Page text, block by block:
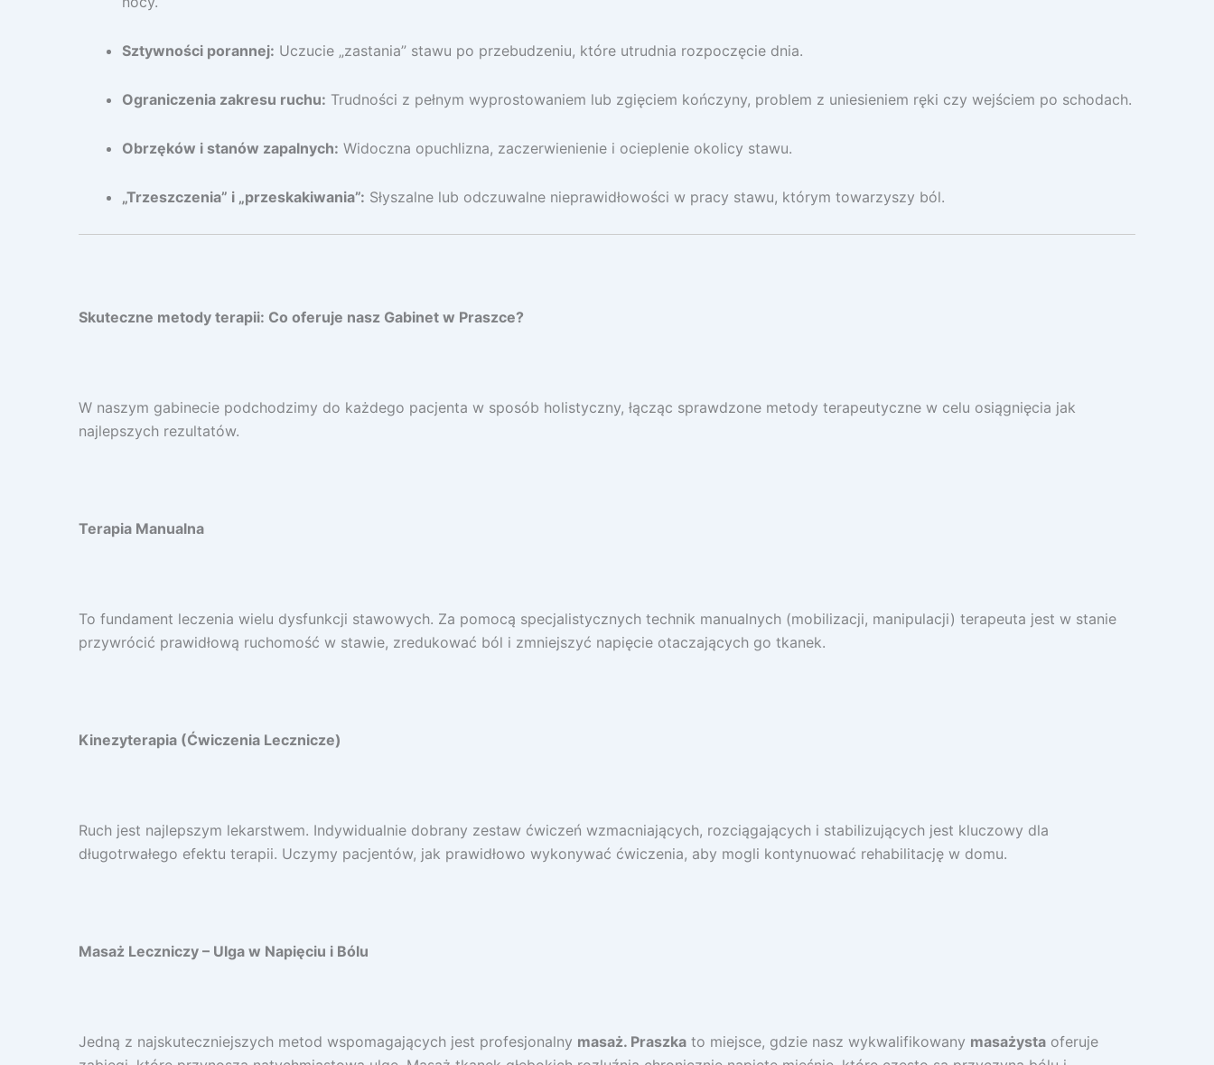
Sztywności porannej: Uczucie „zastania” stawu po przebudzeniu, które utrudnia rozpoczęcie dnia.
Ograniczenia zakresu ruchu: Trudności z pełnym wyprostowaniem lub zgięciem kończyny, problem z uniesieniem ręki czy wejściem po schodach.
Obrzęków i stanów zapalnych: Widoczna opuchlizna, zaczerwienienie i ocieplenie okolicy stawu.
„Trzeszczenia” i „przeskakiwania”: Słyszalne lub odczuwalne nieprawidłowości w pracy stawu, którym towarzyszy ból.
Skuteczne metody terapii: Co oferuje nasz Gabinet w Praszce?
W naszym gabinecie podchodzimy do każdego pacjenta w sposób holistyczny, łącząc sprawdzone metody terapeutyczne w celu osiągnięcia jak
najlepszych rezultatów.
Terapia Manualna
To fundament leczenia wielu dysfunkcji stawowych. Za pomocą specjalistycznych technik manualnych (mobilizacji, manipulacji) terapeuta jest w stanie
przywrócić prawidłową ruchomość w stawie, zredukować ból i zmniejszyć napięcie otaczających go tkanek.
Kinezyterapia (Ćwiczenia Lecznicze)
Ruch jest najlepszym lekarstwem. Indywidualnie dobrany zestaw ćwiczeń wzmacniających, rozciągających i stabilizujących jest kluczowy dla
długotrwałego efektu terapii. Uczymy pacjentów, jak prawidłowo wykonywać ćwiczenia, aby mogli kontynuować rehabilitację w domu.
Masaż Leczniczy – Ulga w Napięciu i Bólu
Jedną z najskuteczniejszych metod wspomagających jest profesjonalny masaż. Praszka to miejsce, gdzie nasz wykwalifikowany masażysta oferuje